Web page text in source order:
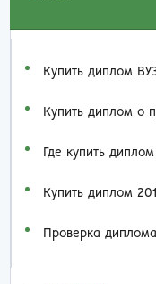
Купить диплом
Купить диплом о
Где купить диплом
Купить диплом
Проверка диплома